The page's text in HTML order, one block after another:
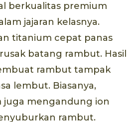
berkualitas premium
jajaran kelasnya.
titanium cepat panas
batang rambut. Hasil
rambut tampak
lembut. Biasanya,
mengandung ion
rambut.